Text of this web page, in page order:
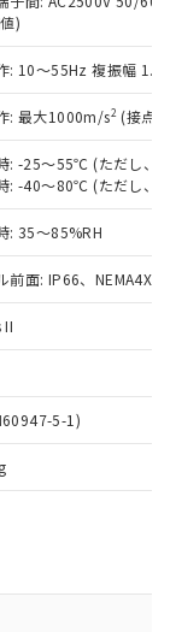
)
: 10～55Hz 複振幅
: 最大1000m/s2 (接点
: -25～55℃ (ただし、氷
: -40～80℃ (ただし、氷
: 35～85%RH
前面: IP66、NEMA4X,
II
5-1)
結果は、
内デー
り、閲
および標
ことをご
格はお客
担当のオ
販売員に
社販売拠
をご確認
当社の
たは開
成サー
、I-Web
必要が
の取
ること
下、 カド
エーテル類
ルヘキシ
ル酸ブチ
ジブチル
チル
に対する
、予定
カドミウ
化ビフェ
ニルエーテ
フタル酸ジ
ルベンジ
てが基
有害物
影響を
お問
を輸出
は、日本
取引許
きを
合は、完
出されな
。
ミサイ
はその他
等に一切
売する
容を当
社は、
者が違
合は、取
庫あり
につ
先、ま
ン制御
ご確
状況の
種